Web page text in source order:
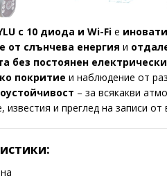
с 10 диода и Wi-Fi е
от слънчева енергия и
без постоянен
покритие и наблюдение от
– за всякакви
и преглед на записи от